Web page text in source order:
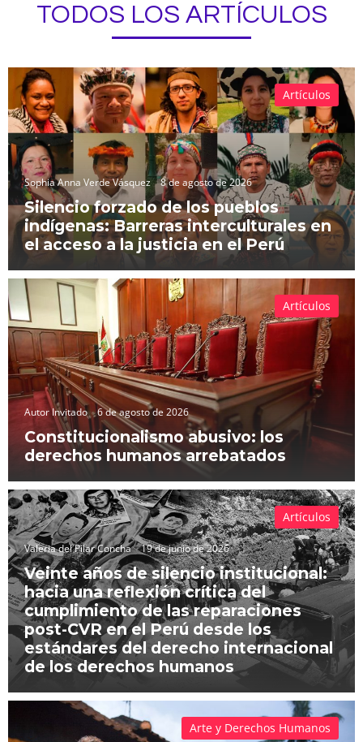
TODOS LOS ARTÍCULOS
Sophia Anna Verde Vásquez 8 de agosto de 2026
Silencio forzado de los pueblos
indígenas: Barreras interculturales en
el acceso a la justicia en el Perú
Artículos
Autor Invitado 6 de agosto de 2026
Constitucionalismo abusivo: los
derechos humanos arrebatados
Artículos
Valeria del Pilar Concha 19 de junio de 2026
Veinte años de silencio institucional:
hacia una reflexión crítica del
cumplimiento de las reparaciones
post-CVR en el Perú desde los
estándares del derecho internacional
de los derechos humanos
Artículos
Arte y Derechos Humanos